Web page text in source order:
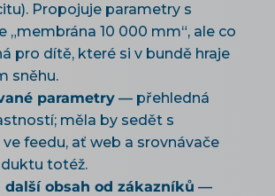
Propojuje parametry s
„membrána 10 000 mm“, ale co
pro dítě, které si v bundě hraje
sněhu.
parametry — přehledná
měla by sedět s
feedu, ať web a srovnávače
totéž.
další obsah od zákazníků —